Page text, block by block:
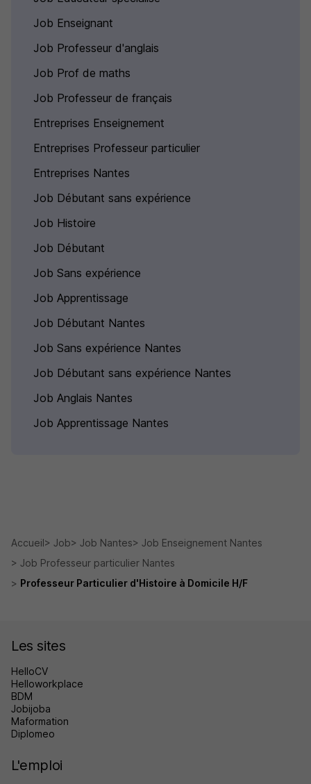
Job Enseignant
Job Professeur d'anglais
Job Prof de maths
Job Professeur de français
Entreprises Enseignement
Entreprises Professeur particulier
Entreprises Nantes
Job Débutant sans expérience
Job Histoire
Job Débutant
Job Sans expérience
Job Apprentissage
Job Débutant Nantes
Job Sans expérience Nantes
Job Débutant sans expérience Nantes
Job Anglais Nantes
Job Apprentissage Nantes
Accueil Job Job Nantes
Job Enseignement Nantes
Job Professeur particulier Nantes
Professeur Particulier d'Histoire à Domicile H/F
Les sites
HelloCV
Helloworkplace
BDM
Jobijoba
Maformation
Diplomeo
L'emploi